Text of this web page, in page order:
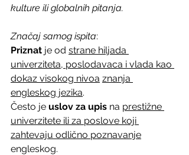
kulture ili globalnih pitanja.
Značaj samog ispita:
Priznat je od strane hiljada
univerziteta, poslodavaca i vlada kao
dokaz visokog nivoa znanja
engleskog jezika.
Često je uslov za upis na prestižne
univerzitete ili za poslove koji
zahtevaju odlično poznavanje
engleskog.